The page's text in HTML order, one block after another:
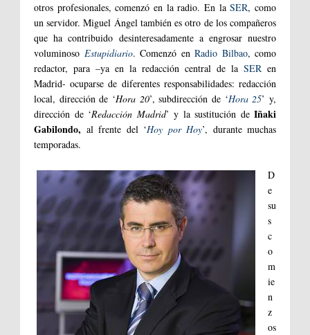
otros profesionales, comenzó en la radio. En laSER, como
un servidor. Miguel Ángel también es otro de los compañeros
que ha contribuido desinteresadamente a engrosar nuestro
voluminoso Estupidiario. Comenzó en Radio Bilbao, como
redactor, para –ya en la redacción central de la SER en
Madrid- ocuparse de diferentes responsabilidades: redacción
local, dirección de ‘Hora 20’, subdirección de ‘Hora 25’ y,
dirección de ‘Redacción Madrid’ y la sustitución de Iñaki
Gabilondo, al frente del ‘Hoy por Hoy’, durante muchas
temporadas.
D
e
su
s
c
o
m
ie
n
z
os